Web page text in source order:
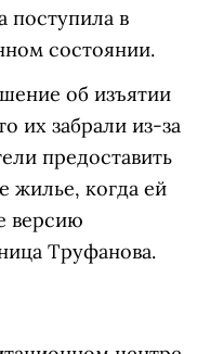
поступила в
состоянии.
об изъятии
их забрали из-за
предоставить
жилье, когда ей
версию
Труфанова.